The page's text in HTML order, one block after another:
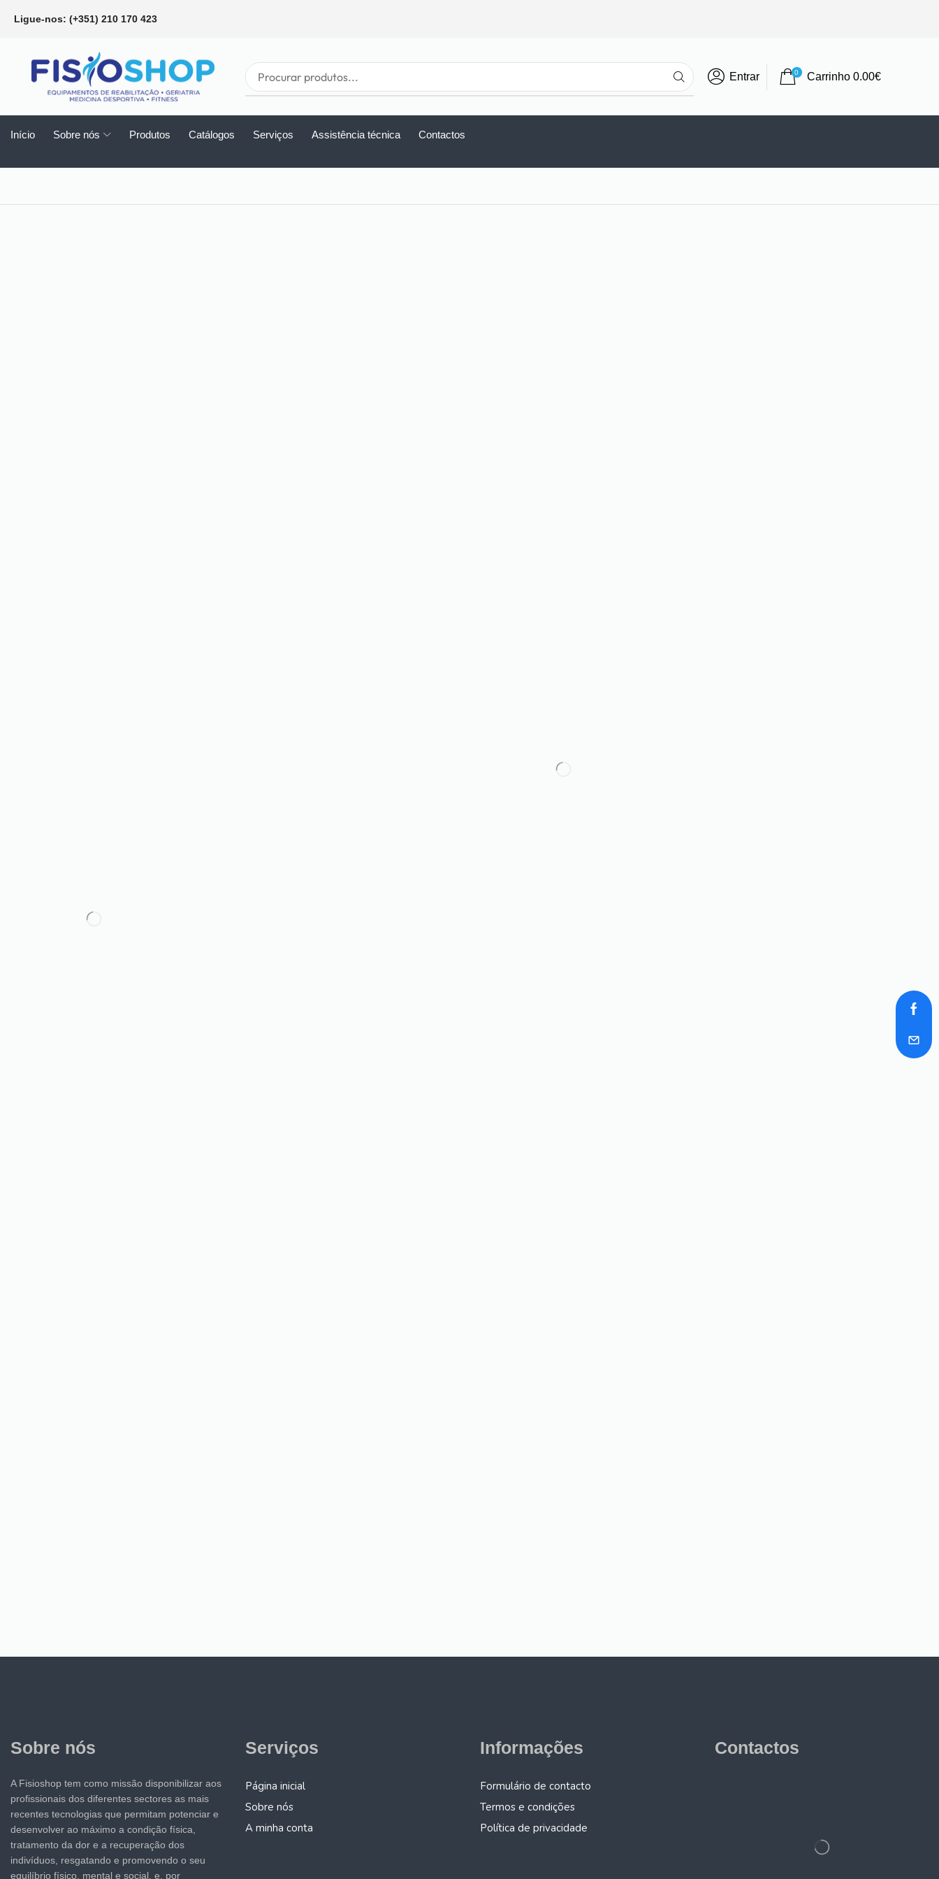
Ligue-nos: (+351) 210 170 423
Entrar 0 Carrinho0.00€
Início Sobre nós Produtos Catálogos Serviços Assistência técnica Contactos
Sobre nós
A Fisioshop tem como missão disponibilizar aos
profissionais dos diferentes sectores as mais
recentes tecnologias que permitam potenciar e
desenvolver ao máximo a condição física,
tratamento da dor e a recuperação dos
indivíduos, resgatando e promovendo o seu
equilíbrio físico, mental e social, e, por
Serviços
Página inicial
Sobre nós
A minha conta
Informações
Formulário de contacto
Termos e condições
Política de privacidade
Contactos